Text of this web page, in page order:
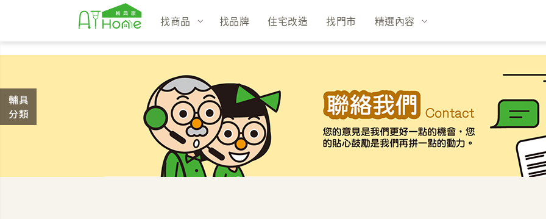
找商品 找品牌 住宅改造 找門市 精選內容